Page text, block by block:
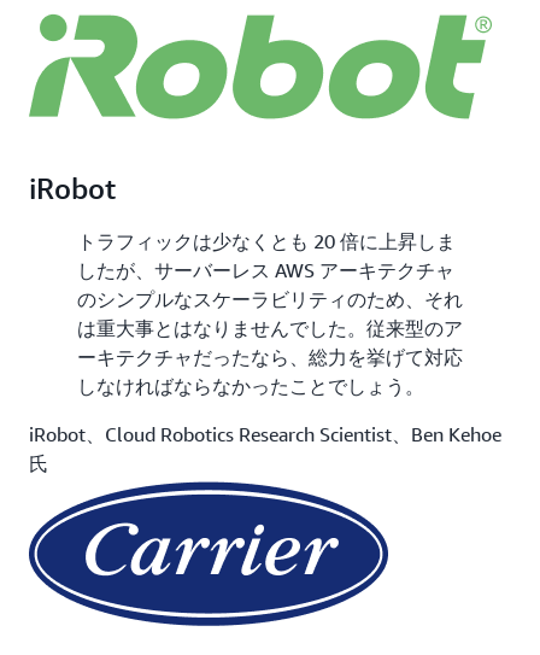
iRobot
トラフィックは少なくとも 20 倍に上昇しま
したが、サーバーレス AWS アーキテクチャ
のシンプルなスケーラビリティのため、それ
は重大事とはなりませんでした。従来型のア
ーキテクチャだったなら、総力を挙げて対応
しなければならなかったことでしょう。
iRobot、Cloud Robotics Research Scientist、Ben Kehoe
氏